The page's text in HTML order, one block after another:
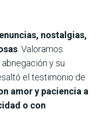
nostalgias,
. Valoramos
y su
el testimonio de
amor y paciencia a
o con